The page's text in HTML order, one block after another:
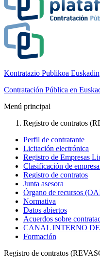
Kontratazio Publikoa Euskadin
Contratación Pública en
Menú principal
Registro de contratos
Perfil de contratante
Licitación electrónica
Registro de Empresas
Clasificación de
Registro de contratos
Junta asesora
Órgano de recursos
Normativa
Datos abiertos
Acuerdos sobre
CANAL INTERNO
Formación
Registro de contratos